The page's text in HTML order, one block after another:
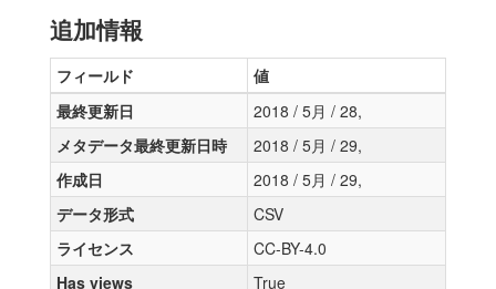
追加情報
フィールド
値
最終更新日
2018 / 5月 / 28,
メタデータ最終更新日時
2018 / 5月 / 29,
作成日
2018 / 5月 / 29,
データ形式
CSV
ライセンス
CC-BY-4.0
Has views
True